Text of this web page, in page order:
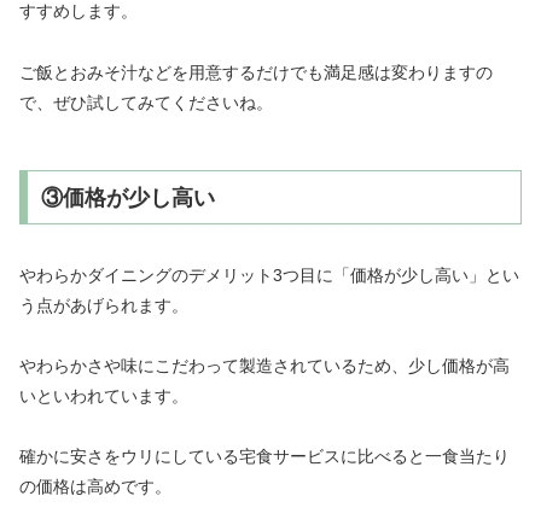
すすめします。
ご飯とおみそ汁などを用意するだけでも満足感は変わりますの
で、ぜひ試してみてくださいね。
③価格が少し高い
やわらかダイニングのデメリット3つ目に「価格が少し高い」とい
う点があげられます。
やわらかさや味にこだわって製造されているため、少し価格が高
いといわれています。
確かに安さをウリにしている宅食サービスに比べると一食当たり
の価格は高めです。